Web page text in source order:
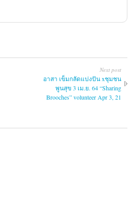
Next post
อาสา เข็มกลัดแบ่งปัน xชุมชน
พูนสุข 3 เม.ย. 64 “Sharing
Brooches” volunteer Apr 3, 21